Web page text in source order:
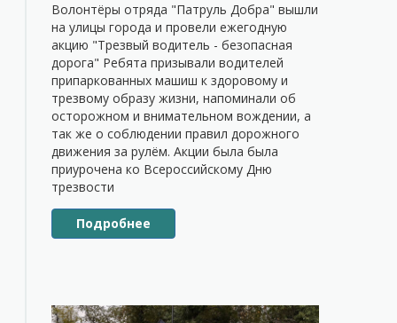
Волонтёры отряда "Патруль Добра" вышли
на улицы города и провели ежегодную
акцию "Трезвый водитель - безопасная
дорога" Ребята призывали водителей
припаркованных машиш к здоровому и
трезвому образу жизни, напоминали об
осторожном и внимательном вождении, а
так же о соблюдении правил дорожного
движения за рулём. Акции была была
приурочена ко Всероссийскому Дню
трезвости
Подробнее